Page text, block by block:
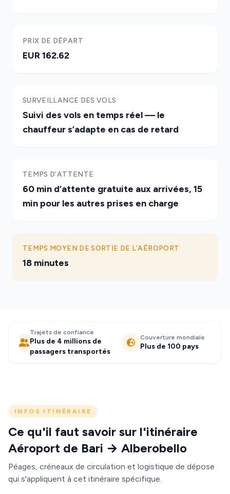
PRIX DE DÉPART
EUR 162.62
SURVEILLANCE DES VOLS
Suivi des vols en temps réel — le
chauffeur s’adapte en cas de retard
TEMPS D’ATTENTE
60 min d’attente gratuite aux arrivées, 15
min pour les autres prises en charge
TEMPS MOYEN DE SORTIE DE L’AÉROPORT
18 minutes
Trajets de confiance
Plus de 4 millions de
passagers transportés
Couverture mondiale
Plus de 100 pays
INFOS ITINÉRAIRE
Ce qu'il faut savoir sur l'itinéraire
Aéroport de Bari → Alberobello
Péages, créneaux de circulation et logistique de dépose
qui s'appliquent à cet itinéraire spécifique.